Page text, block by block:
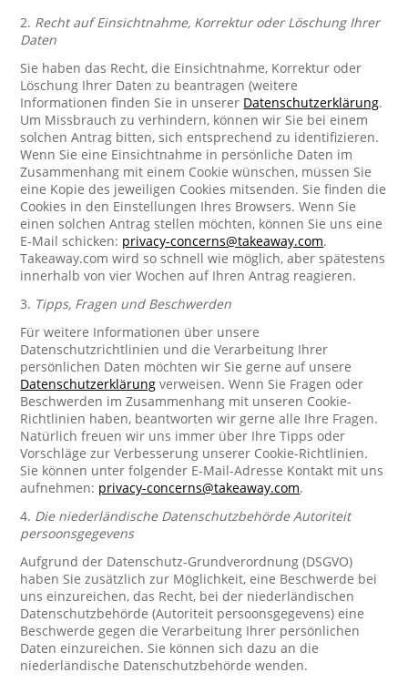
2. Recht auf Einsichtnahme, Korrektur oder Löschung Ihrer
Daten
Sie haben das Recht, die Einsichtnahme, Korrektur oder
Löschung Ihrer Daten zu beantragen (weitere
Informationen finden Sie in unserer Datenschutzerklärung.
Um Missbrauch zu verhindern, können wir Sie bei einem
solchen Antrag bitten, sich entsprechend zu identifizieren.
Wenn Sie eine Einsichtnahme in persönliche Daten im
Zusammenhang mit einem Cookie wünschen, müssen Sie
eine Kopie des jeweiligen Cookies mitsenden. Sie finden die
Cookies in den Einstellungen Ihres Browsers. Wenn Sie
einen solchen Antrag stellen möchten, können Sie uns eine
E-Mail schicken: privacy-concerns@takeaway.com.
Takeaway.com wird so schnell wie möglich, aber spätestens
innerhalb von vier Wochen auf Ihren Antrag reagieren.
3. Tipps, Fragen und Beschwerden
Für weitere Informationen über unsere
Datenschutzrichtlinien und die Verarbeitung Ihrer
persönlichen Daten möchten wir Sie gerne auf unsere
Datenschutzerklärung verweisen. Wenn Sie Fragen oder
Beschwerden im Zusammenhang mit unseren Cookie-
Richtlinien haben, beantworten wir gerne alle Ihre Fragen.
Natürlich freuen wir uns immer über Ihre Tipps oder
Vorschläge zur Verbesserung unserer Cookie-Richtlinien.
Sie können unter folgender E-Mail-Adresse Kontakt mit uns
aufnehmen: privacy-concerns@takeaway.com.
4. Die niederländische Datenschutzbehörde Autoriteit
persoonsgegevens
Aufgrund der Datenschutz-Grundverordnung (DSGVO)
haben Sie zusätzlich zur Möglichkeit, eine Beschwerde bei
uns einzureichen, das Recht, bei der niederländischen
Datenschutzbehörde (Autoriteit persoonsgegevens) eine
Beschwerde gegen die Verarbeitung Ihrer persönlichen
Daten einzureichen. Sie können sich dazu an die
niederländische Datenschutzbehörde wenden.